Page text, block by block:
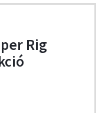
Rig